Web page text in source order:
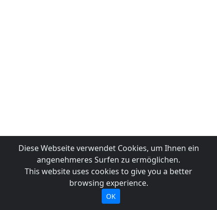
Diese Webseite verwendet Cookies, um Ihnen ein
angenehmeres Surfen zu ermöglichen.
This website uses cookies to give you a better
browsing experience.
OK